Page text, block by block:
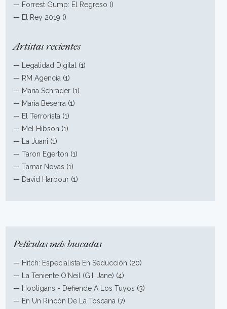
— Forrest Gump: El Regreso ()
— El Rey 2019 ()
Artistas recientes
— Legalidad Digital
(1)
— RM Agencia (1)
— Maria Schrader (1)
— Maria Beserra (1)
— El Terrorista (1)
— Mel Hibson (1)
—
La Juani (1)
—Taron Egerton (1)
—Tamar Novas (1)
— David Harbour (1)
Películas más buscadas
— Hitch: Especialista En Seducción (20)
—
La Teniente O'Neil (G.I. Jane) (4)
— Hooligans - Defiende A Los Tuyos (3)
— En Un Rincón De La Toscana (7)